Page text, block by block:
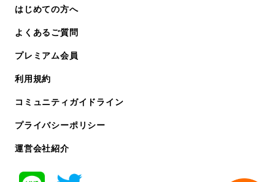
はじめての方へ
よくあるご質問
プレミアム会員
利用規約
コミュニティガイドライン
プライバシーポリシー
運営会社紹介